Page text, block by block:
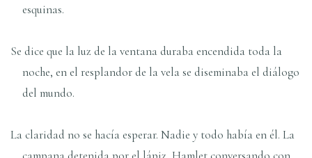
esquinas.
Se dice que la luz de la ventana duraba encendida toda la
noche, en el resplandor de la vela se diseminaba el diálogo
del mundo.
La claridad no se hacía esperar. Nadie y todo había en él. La